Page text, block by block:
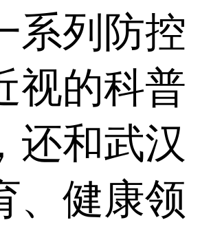
系列防控
视的科普
还和武汉
、健康领